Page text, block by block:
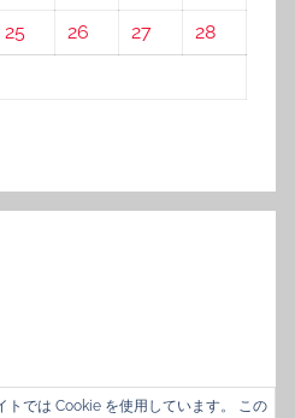
25 26 27
28
トでは Cookie を使用しています。 この